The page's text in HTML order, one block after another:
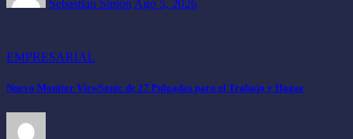
Sebastian Sipión Ago 5, 2026
EMPRESARIAL
Nuevo Monitor ViewSonic de 27 Pulgadas para el Trabajo y Hogar